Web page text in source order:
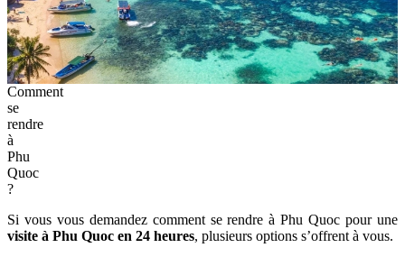
Comment
se
rendre
à
Phu
Quoc
?
Si vous vous demandez comment se rendre à Phu Quoc pour une
visite à Phu Quoc en 24 heures, plusieurs options s’offrent à vous.